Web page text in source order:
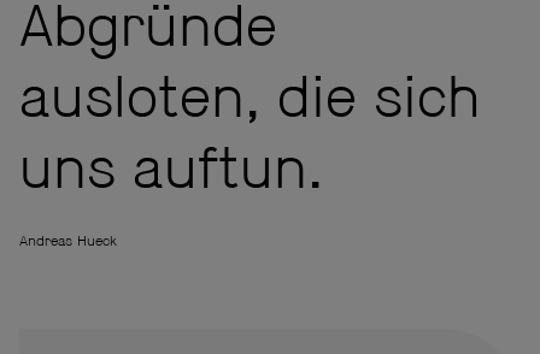
Abgründe
ausloten, die sich
uns auftun.
Andreas Hueck